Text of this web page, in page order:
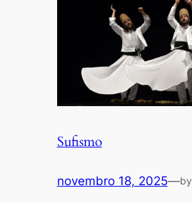
Sufismo
novembro 18, 2025—by